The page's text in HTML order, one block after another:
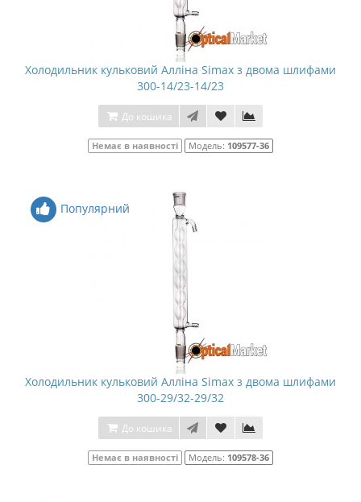
Холодильник кульковий Алліна Simax з двома шлифами
300-14/23-14/23
До кошика
Немає в наявності Модель: 109577-36
Популярний
Холодильник кульковий Алліна Simax з двома шлифами
300-29/32-29/32
До кошика
Немає в наявності Модель: 109578-36